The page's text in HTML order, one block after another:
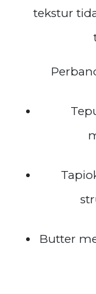
tekstur
Butter